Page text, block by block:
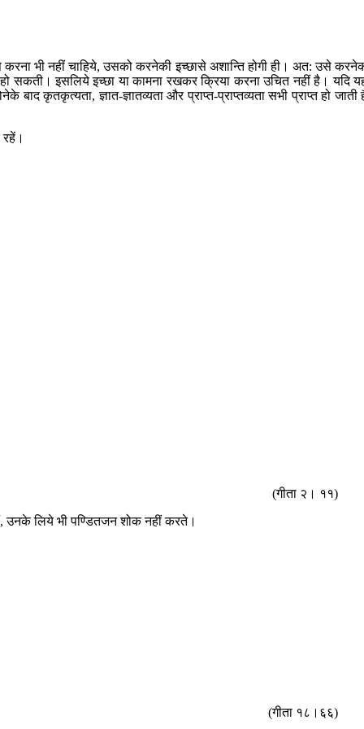
भी नहीं चाहिये, उसको करनेकी इच्छासे अशान्ति होगी ही। अत: उसे
सकती। इसलिये इच्छा या कामना रखकर क्रिया करना उचित नहीं है। यदि
कृतकृत्यता, ज्ञात-ज्ञातव्यता और प्राप्त-प्राप्तव्यता सभी प्राप्त हो जाती
रहें।
(गीता २। ११)
लिये भी पण्डितजन शोक नहीं करते।
(गीता १८।६६)